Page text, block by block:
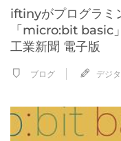
iftinyがプログラミ
「micro:bit basic
工業新聞 電子版
ブログ デジ